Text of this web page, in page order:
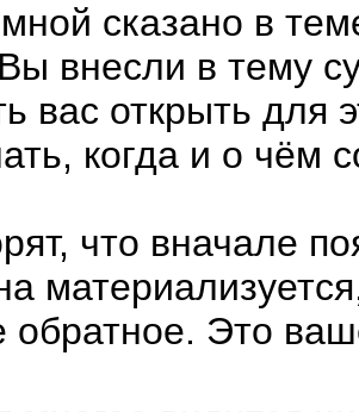
сказано в
внесли в тему
вас открыть для
когда и о чём
что вначале
обратное. Это